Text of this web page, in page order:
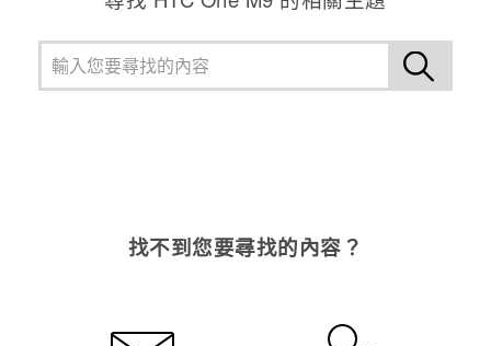
找不到您要尋找的內容？